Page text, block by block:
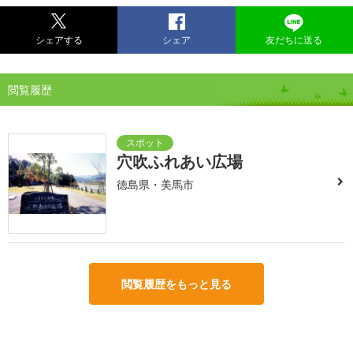
シェアする シェア 友だちに送る
閲覧履歴
穴吹ふれあい広場
徳島県・美馬市
閲覧履歴をもっと見る